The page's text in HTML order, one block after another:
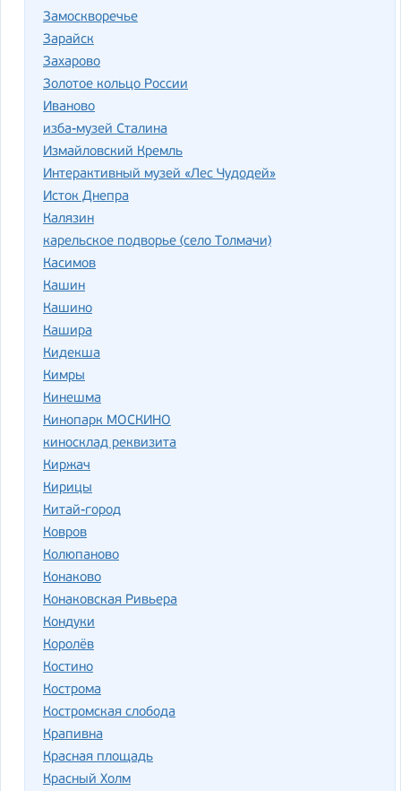
Замоскворечье
Зарайск
Захарово
Золотое кольцо России
Иваново
изба-музей Сталина
Измайловский Кремль
Интерактивный музей «Лес Чудодей»
Исток Днепра
Калязин
карельское подворье (село Толмачи)
Касимов
Кашин
Кашино
Кашира
Кидекша
Кимры
Кинешма
Кинопарк МОСКИНО
киносклад реквизита
Киржач
Кирицы
Китай-город
Ковров
Колюпаново
Конаково
Конаковская Ривьера
Кондуки
Королёв
Костино
Кострома
Костромская слобода
Крапивна
Красная площадь
Красный Холм